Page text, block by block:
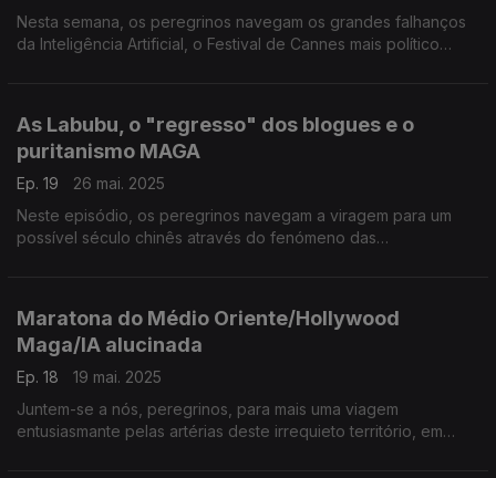
Nesta semana, os peregrinos navegam os grandes falhanços
da Inteligência Artificial, o Festival de Cannes mais político
As Labubu, o "regresso" dos blogues e o
puritanismo MAGA
Ep. 19
26 mai. 2025
Neste episódio, os peregrinos navegam a viragem para um
possível século chinês através do fenómeno das
Maratona do Médio Oriente/Hollywood
Maga/IA alucinada
Ep. 18
19 mai. 2025
Juntem-se a nós, peregrinos, para mais uma viagem
entusiasmante pelas artérias deste irrequieto território, em